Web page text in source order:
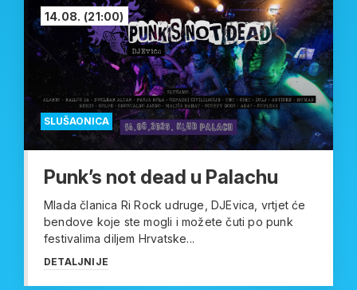
SLUŠAONICA
14.08. (21:00)
Punk’s not dead u Palachu
Mlada članica Ri Rock udruge, DJEvica, vrtjet će
bendove koje ste mogli i možete čuti po punk
festivalima diljem Hrvatske...
DETALJNIJE